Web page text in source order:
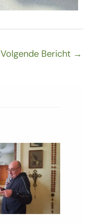
Volgende Bericht →